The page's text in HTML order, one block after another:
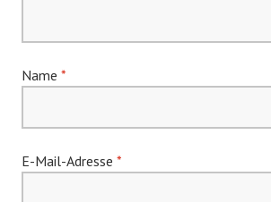
Name *
E-Mail-Adresse *